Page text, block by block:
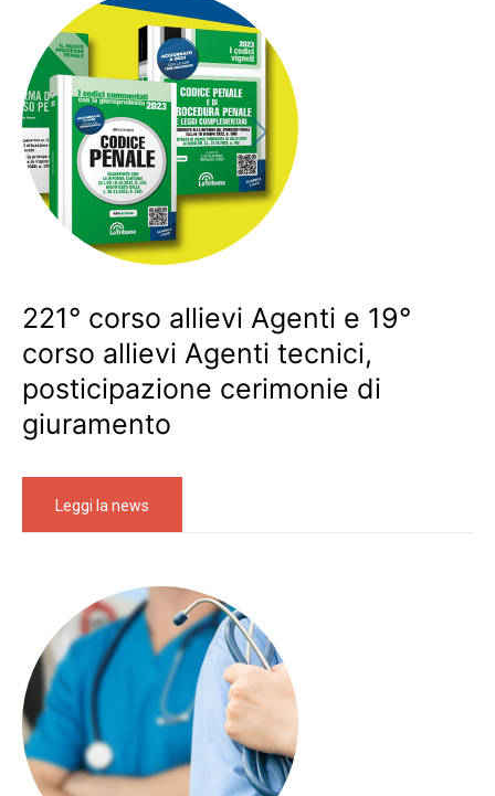
221° corso allievi Agenti e 19°
corso allievi Agenti tecnici,
posticipazione cerimonie di
giuramento
Leggi la news